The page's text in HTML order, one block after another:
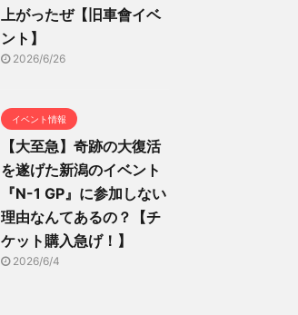
上がったぜ【旧車會イベ
ント】
2026/6/26
イベント情報
【大至急】奇跡の大復活
を遂げた新潟のイベント
『N-1 GP』に参加しない
理由なんてあるの？【チ
ケット購入急げ！】
2026/6/4